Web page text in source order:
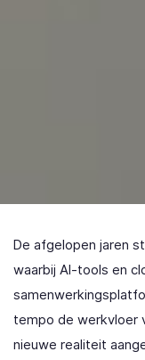
De afgelopen jaren
waarbij AI-tools en
tempo de werkvloer
nieuwe realiteit